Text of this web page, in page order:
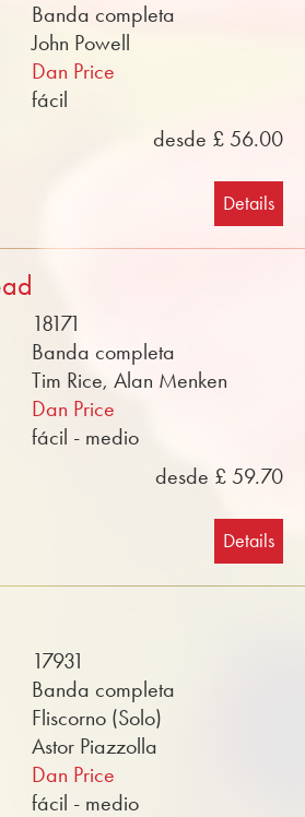
Banda completa
John Powell
Dan Price
fácil
desde £ 56.00
Details
18171
Banda completa
Tim Rice, Alan Menken
Dan Price
fácil - medio
desde £ 59.70
Details
17931
Banda completa
Fliscorno (Solo)
Astor Piazzolla
Dan Price
fácil - medio